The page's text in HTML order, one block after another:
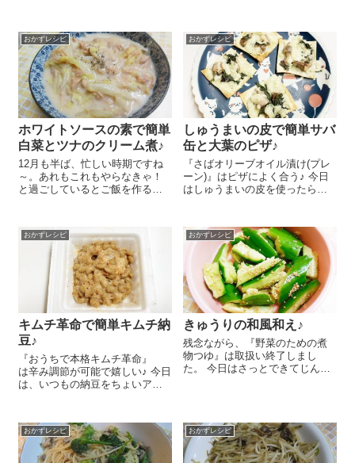
ングのレシピをご紹介しま～す
😉 みそ 大さじ1、メープルシ
ロップ 小さ...
ょこ作りますが、今日はいつも
と一味違うおからのナンで食べ
ました♪ホットケーキミックスを
使うので簡単だし...
おかずレシピ
ホワイトソースの素で簡単
白菜とツナのクリーム煮♪
12月も半ば、忙しい時期ですね
～。あれもこれもやらなきゃ！
と過ごしているとご飯を作る時
いしいホワイトソースの素を使
って簡単にできる白菜とツナの
クリーム煮のレシピを紹介しま
ーす 白...
おかずレシピ
しゅうまいの皮で簡単サバ
缶と大葉のピザ♪
『さばオリーブオイル漬け(プレ
ーン)』はピザによく合う♪ 今日
はしゅうまいの皮を使ったらく
いの皮を8枚広げます。もちろん
餃子の皮でもOKです。我が家に
しゅうま...
おかずレシピ
キムチ革命で簡単キムチ納
豆♪
『おうちで本格キムチ革命』
は辛み調節が可能で嬉しい♪ 今日
は、いつもの納豆をちょいアレ
たれを入れずによく混ぜます。
ここに添付のたれ、『おうちで
本格キムチ革...
おかずレシピ
きゅうりの和風和え♪
残念ながら、『野菜のための煮
物つゆ』は取扱い終了しまし
た。 今日はさっとできてじんわ
手で一口大にさき...
おかずレシピ おかずレシピ